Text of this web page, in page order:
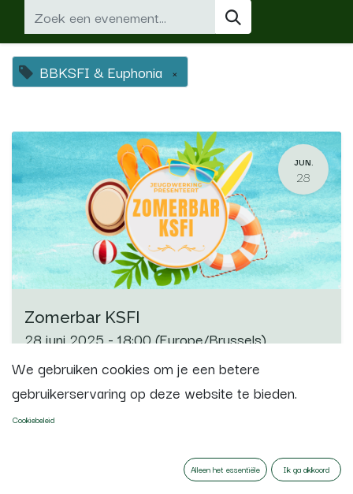
BBKSFI & Euphonia ×
JUN.
28
Zomerbar KSFI
28 juni 2025-18:00(Europe/Brussels)
Izegem,België
BBKSFI & Euphonia
We gebruiken cookies om je een betere
gebruikerservaring op deze website te bieden.
Cookiebeleid
Alleen het essentiële Ik ga akkoord